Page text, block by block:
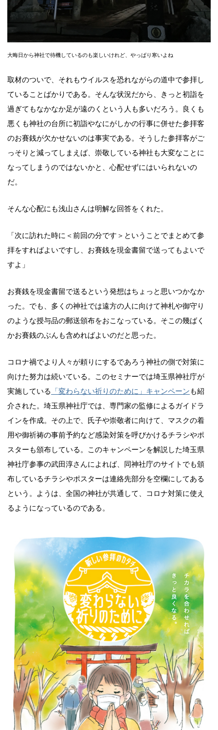
大晦日から神社で待機しているのも楽しいけれど、やっぱり寒いよね
取材のついで、それもウイルスを恐れながらの道中で参拝し
ていることばかりである。そんな状況だから、きっと初詣を
過ぎてもなかなか足が遠のくという人も多いだろう。良くも
悪くも神社の台所に初詣やなにがしかの行事に併せた参拝客
のお賽銭が欠かせないのは事実である。そうした参拝客がご
っそりと減ってしまえば、崇敬している神社も大変なことに
なってしまうのではないかと、心配せずにはいられないの
だ。
そんな心配にも浅山さんは明解な回答をくれた。
「次に訪れた時に＜前回の分です＞ということでまとめて参
拝をすればよいですし、お賽銭を現金書留で送ってもよいで
すよ」
お賽銭を現金書留で送るという発想はちょっと思いつかなか
った。でも、多くの神社では遠方の人に向けて神札や御守り
のような授与品の郵送頒布をおこなっている。そこの幾ばく
かお賽銭のぶんも含めればよいのだと思った。
コロナ禍でより人々が頼りにするであろう神社の側で対策に
向けた努力は続いている。このセミナーでは埼玉県神社庁が
実施している
「変わらない祈りのために」キャンペーンも紹
介された。埼玉県神社庁では、専門家の監修によるガイドラ
インを作成。その上で、氏子や崇敬者に向けて、マスクの着
用や御祈祷の事前予約など感染対策を呼びかけるチラシやポ
スターも頒布している。このキャンペーンを解説した埼玉県
神社庁参事の武田淳さんによれば、同神社庁のサイトでも頒
布しているチラシやポスターは連絡先部分を空欄にしてある
という。ようは、全国の神社が共通して、コロナ対策に使え
るようになっているのである。